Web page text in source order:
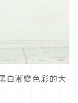
白漸變色彩的大